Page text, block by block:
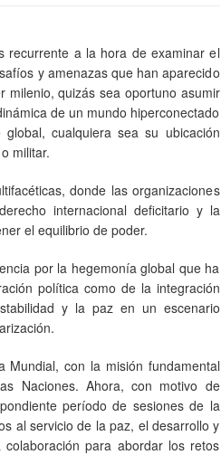
recurrente a la hora de examinar el
y amenazas que han aparecido
milenio, quizás sea oportuno asumir
de un mundo hiperconectado
cualquiera sea su ubicación
militar.
donde las organizaciones
internacional deficitario y la
el equilibrio de poder.
por la hegemonía global que ha
política como de la integración
y la paz en un escenario
con la misión fundamental
Naciones. Ahora, con motivo de
período de sesiones de la
al servicio de la paz, el desarrollo y
para abordar los retos